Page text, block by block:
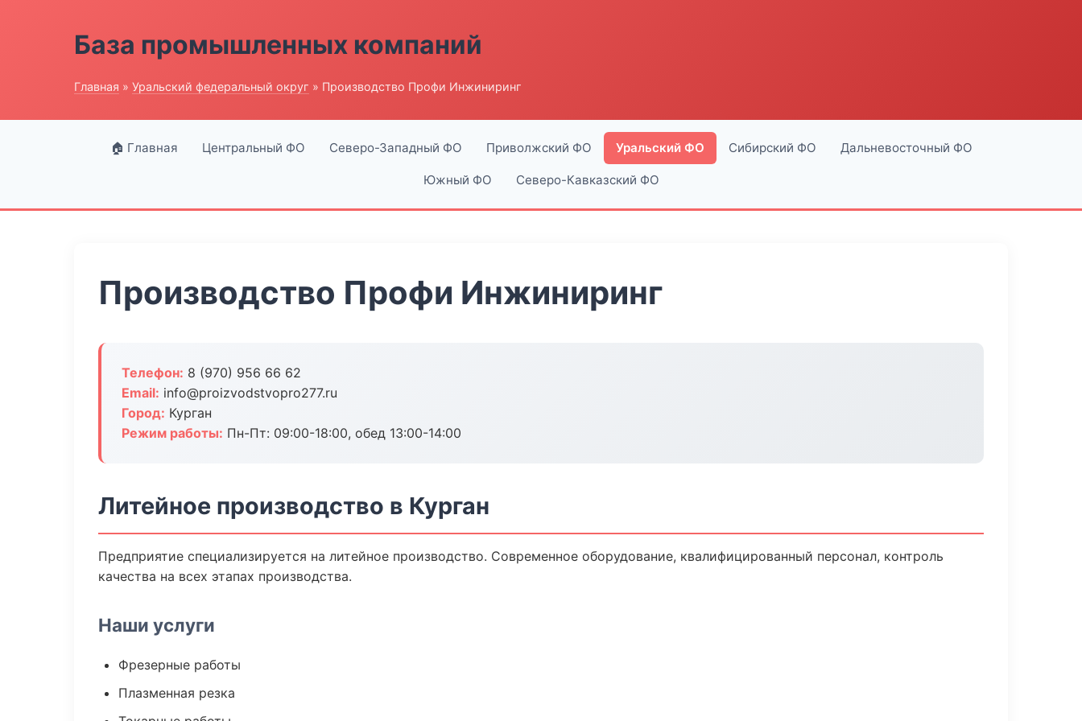
База промышленных компаний
Главная » Уральский федеральный округ » Производство Профи Инжиниринг
🏠 Главная Центральный ФО Северо-Западный ФО Приволжский ФО Уральский ФО Сибирский ФО Дальневосточный ФО
Южный ФО Северо-Кавказский ФО
Производство Профи Инжиниринг
Телефон: 8 (970) 956 66 62
Email: info@proizvodstvopro277.ru
Город: Курган
Режим работы: Пн-Пт: 09:00-18:00, обед 13:00-14:00
Литейное производство в Курган
Предприятие специализируется на литейное производство. Современное оборудование, квалифицированный персонал, контроль
качества на всех этапах производства.
Наши услуги
Фрезерные работы
Плазменная резка